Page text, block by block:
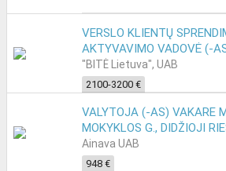
VERSLO KLIENTŲ
AKTYVAVIMO VADOVĖ (-
"BITĖ Lietuva", UAB
2100-3200 €
VALYTOJA (-AS) VAKARE
MOKYKLOS G., DIDŽIOJI
Ainava UAB
948 €